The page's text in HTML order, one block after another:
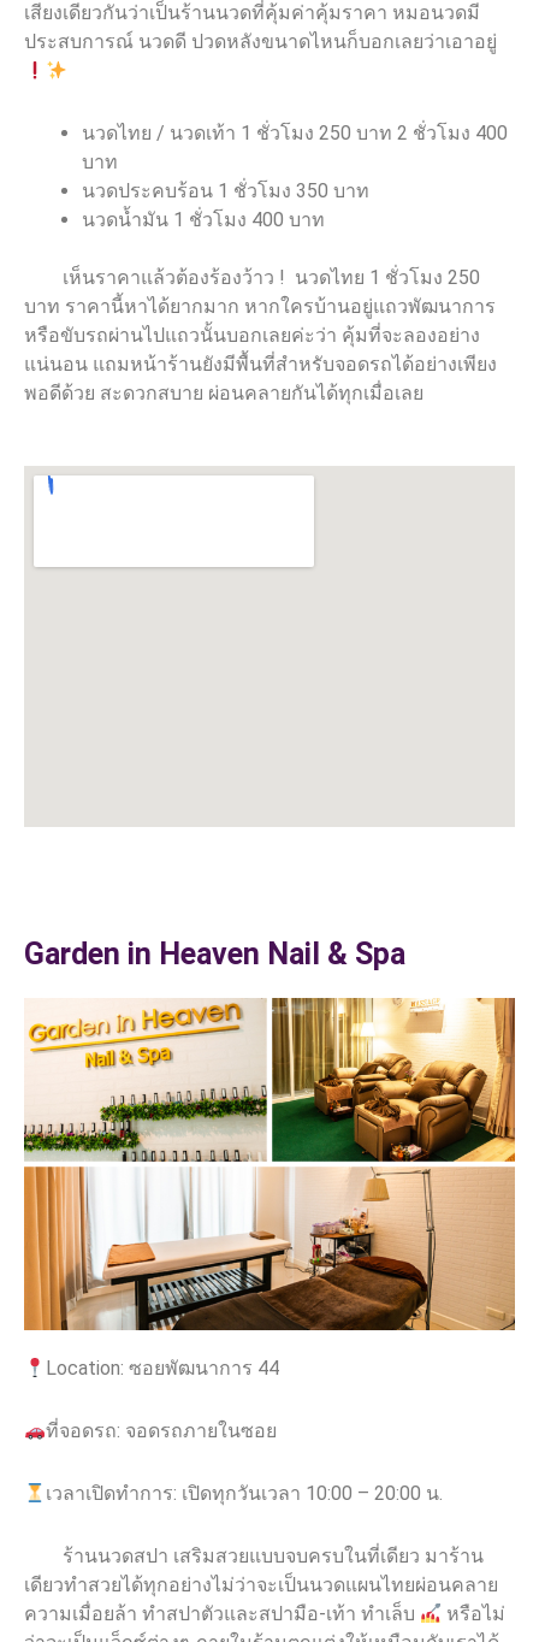
เสียงเดียวกันว่าเป็นร้านนวดที่คุ้มค่าคุ้มราคา หมอนวดมี
ประสบการณ์ นวดดี ปวดหลังขนาดไหนก็บอกเลยว่าเอาอยู่
นวดไทย / นวดเท้า 1 ชั่วโมง 250 บาท 2 ชั่วโมง 400
บาท
นวดประคบร้อน 1 ชั่วโมง 350 บาท
นวดน้ำมัน 1 ชั่วโมง 400 บาท
เห็นราคาแล้วต้องร้องว้าว ! นวดไทย 1 ชั่วโมง 250
บาท ราคานี้หาได้ยากมาก หากใครบ้านอยู่แถวพัฒนาการ
หรือขับรถผ่านไปแถวนั้นบอกเลยค่ะว่า คุ้มที่จะลองอย่าง
แน่นอน แถมหน้าร้านยังมีพื้นที่สำหรับจอดรถได้อย่างเพียง
พอดีด้วย สะดวกสบาย ผ่อนคลายกันได้ทุกเมื่อเลย
Garden in Heaven Nail & Spa
Location: ซอยพัฒนาการ 44
ที่จอดรถ: จอดรถภายในซอย
เวลาเปิดทำการ: เปิดทุกวันเวลา 10:00 – 20:00 น.
ร้านนวดสปา เสริมสวยแบบจบครบในที่เดียว มาร้าน
เดียวทำสวยได้ทุกอย่างไม่ว่าจะเป็นนวดแผนไทยผ่อนคลาย
ความเมื่อยล้า ทำสปาตัวและสปามือ-เท้า ทำเล็บ
หรือไม่